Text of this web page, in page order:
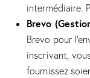
intermédiaire.
Brevo
Brevo pour
inscrivant,
fournissez